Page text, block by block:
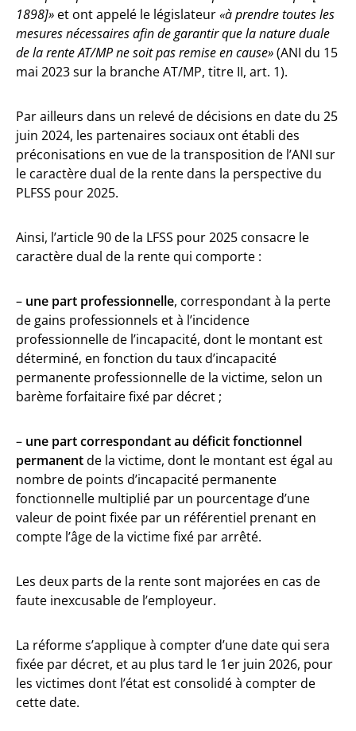
1898]» et ont appelé le législateur«à prendre toutes les
mesures nécessaires afin de garantir que la nature duale
de la rente AT/MP ne soit pas remise en cause»(ANI du 15
mai 2023 sur la branche AT/MP, titre II, art. 1).
Par ailleurs dans un relevé de décisions en date du 25
juin 2024, les partenaires sociaux ont établi des
préconisations en vue de la transposition de l’ANI sur
le caractère dual de la rente dans la perspective du
PLFSS pour 2025.
Ainsi, l’article 90 de la LFSS pour 2025 consacre le
caractère dual de la rente qui comporte :
– une part professionnelle, correspondant à la perte
de gains professionnels et à l’incidence
professionnelle de l’incapacité, dont le montant est
déterminé, en fonction du taux d’incapacité
permanente professionnelle de la victime, selon un
barème forfaitaire fixé par décret ;
– une part correspondant au déficit fonctionnel
permanentde la victime, dont le montant est égal au
nombre de points d’incapacité permanente
fonctionnelle multiplié par un pourcentage d’une
valeur de point fixée par un référentiel prenant en
compte l’âge de la victime fixé par arrêté.
Les deux parts de la rente sont majorées en cas de
faute inexcusable de l’employeur.
La réforme s’applique à compter d’une date qui sera
fixée par décret, et au plus tard le 1er juin 2026, pour
les victimes dont l’état est consolidé à compter de
cette date.